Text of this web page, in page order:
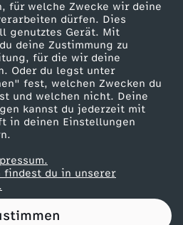
für welche Zwecke wir deine
dürfen. Dies
genutztes Gerät. Mit
deine Zustimmung zu
für die wir deine
Oder du legst unter
fest, welchen Zwecken du
und welchen nicht. Deine
kannst du jederzeit mit
in deinen Einstellungen
findest du in unserer